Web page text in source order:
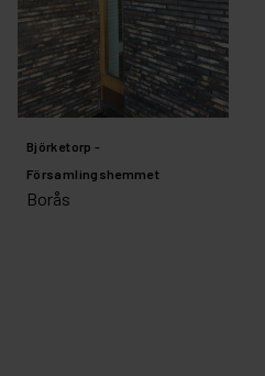
Björketorp -
Församlingshemmet
Borås